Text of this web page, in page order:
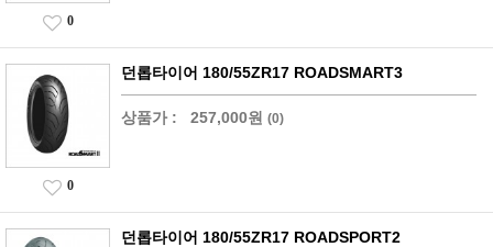
0
던롭타이어 180/55ZR17 ROADSMART3
상품가 : 257,000원 (0)
0
던롭타이어 180/55ZR17 ROADSPORT2